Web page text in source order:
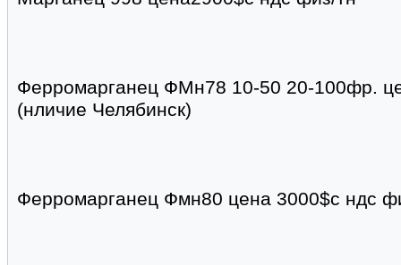
Ферромарганец ФМн78 10-50 20-100фр.
(нличие Челябинск)
Ферромарганец Фмн80 цена 3000$с ндс